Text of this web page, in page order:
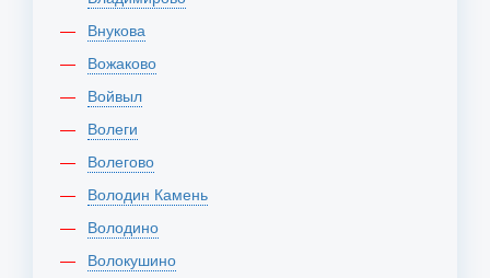
Внукова
Вожаково
Войвыл
Волеги
Волегово
Володин Камень
Володино
Волокушино